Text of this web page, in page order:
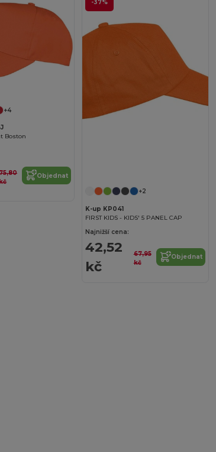
+4
Boston
Objednat
-37%
+2
K-up KP041
FIRST KIDS - KIDS' 5 PANEL CAP
Najnižší cena:
42,52
kč
67,95
kč
Objednat